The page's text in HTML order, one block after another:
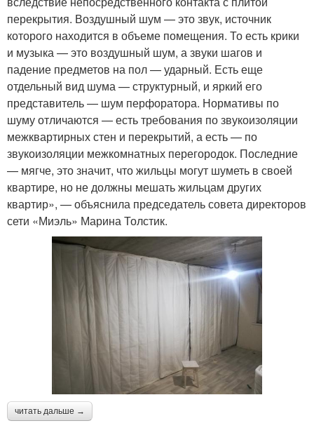
перекрытия. Воздушный шум — это звук, источник
которого находится в объеме помещения. То есть крики
и музыка — это воздушный шум, а звуки шагов и
падение предметов на пол — ударный. Есть еще
отдельный вид шума — структурный, и яркий его
представитель — шум перфоратора. Нормативы по
шуму отличаются — есть требования по звукоизоляции
межквартирных стен и перекрытий, а есть — по
звукоизоляции межкомнатных перегородок. Последние
— мягче, это значит, что жильцы могут шуметь в своей
квартире, но не должны мешать жильцам других
квартир», — объяснила председатель совета директоров
сети «Миэль» Марина Толстик.
читать дальше →